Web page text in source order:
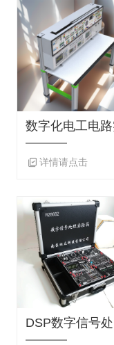
详情请点击